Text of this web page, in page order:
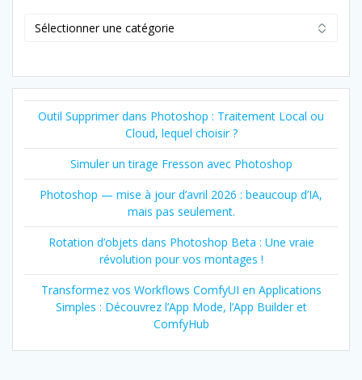
Outil Supprimer dans Photoshop : Traitement Local ou
Cloud, lequel choisir ?
Simuler un tirage Fresson avec Photoshop
Photoshop — mise à jour d’avril 2026 : beaucoup d’IA,
mais pas seulement.
Rotation d’objets dans Photoshop Beta : Une vraie
révolution pour vos montages !
Transformez vos Workflows ComfyUI en Applications
Simples : Découvrez l’App Mode, l’App Builder et
ComfyHub